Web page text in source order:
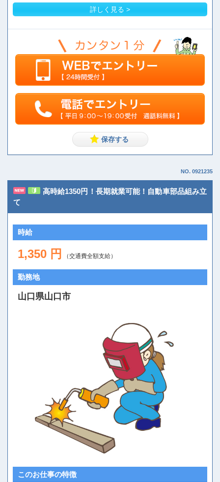
詳しく見る >
NO. 0921235
高時給1350円！長期就業可能！自動車部品組み立
て
時給
1,350 円 （交通費全額支給）
勤務地
山口県山口市
このお仕事の特徴